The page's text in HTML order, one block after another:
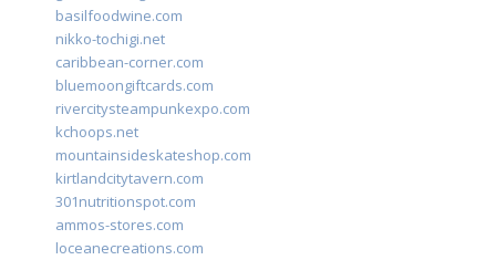
basilfoodwine.com
nikko-tochigi.net
caribbean-corner.com
bluemoongiftcards.com
rivercitysteampunkexpo.com
kchoops.net
mountainsideskateshop.com
kirtlandcitytavern.com
301nutritionspot.com
ammos-stores.com
loceanecreations.com